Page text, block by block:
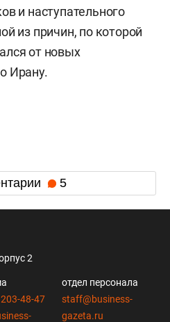
и наступательного
из причин, по которой
от новых
Ирану.
5
2
48-47
отдел персонала
staff@business-
gazeta.ru